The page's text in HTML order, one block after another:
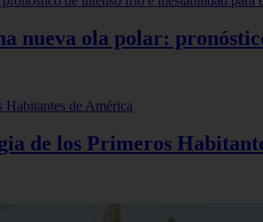
nueva ola polar:
de los Primeros